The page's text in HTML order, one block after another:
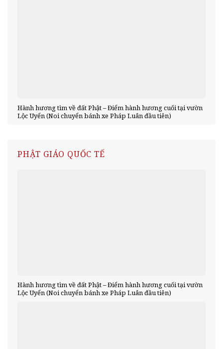
Hành hương tìm về đất Phật – Điểm hành hương cuối tại vườn
Lộc Uyển (Noi chuyển bánh xe Pháp Luân đầu tiên)
PHẬT GIÁO QUỐC TẾ
Hành hương tìm về đất Phật – Điểm hành hương cuối tại vườn
Lộc Uyển (Noi chuyển bánh xe Pháp Luân đầu tiên)